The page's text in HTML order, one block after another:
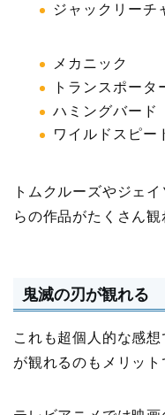
ジャックリーチ
メカニック
トランスポータ
ハミングバード
ワイルドスピー
トムクルーズやジェ
らの作品がたくさん観
鬼滅の刃が観れる
これも超個人的な感
が観れるのもメリット